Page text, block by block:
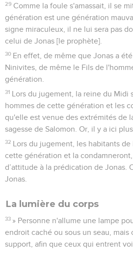
29 Comme la foule s'amassait, il se
génération est une génération
signe miraculeux, il ne lui sera pas
celui de Jonas [le prophète].
30 En effet, de même que Jonas a
Ninivites, de même le Fils de
génération.
31 Lors du jugement, la reine du Midi
hommes de cette génération et les
qu'elle est venue des extrémités de
sagesse de Salomon. Or, il y a ici
32 Lors du jugement, les habitants
cette génération et la
d’attitude à la prédication de Jonas.
Jonas.
La lumière du corps
33 » Personne n'allume une lampe
endroit caché ou sous un seau, mais
support, afin que ceux qui entrent